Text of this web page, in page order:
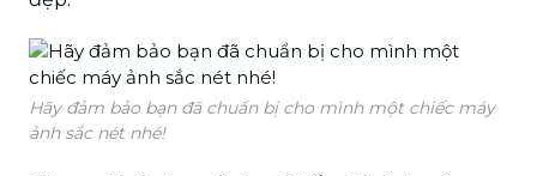
Hãy đảm bảo bạn đã chuẩn bị cho mình một chiếc máy
ảnh sắc nét nhé!